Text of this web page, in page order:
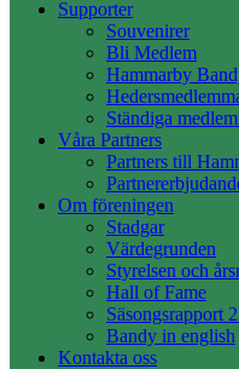
Supporter
Souvenirer
Bli Medlem
Hammarby
Ständiga
Våra Partners
Partners till
Om föreningen
Stadgar
Värdegrunden
Styrelsen och
Hall of Fame
Säsongsrapport
Bandy in english
Kontakta oss